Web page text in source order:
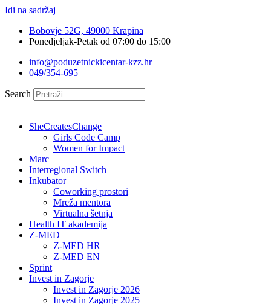
Idi na sadržaj
Bobovje 52G, 49000 Krapina
Ponedjeljak-Petak od 07:00 do 15:00
info@poduzetnickicentar-kzz.hr
049/354-695
Search
SheCreatesChange
Girls Code Camp
Women for Impact
Marc
Interregional Switch
Inkubator
Coworking prostori
Mreža mentora
Virtualna šetnja
Health IT akademija
Z-MED
Z-MED HR
Z-MED EN
Sprint
Invest in Zagorje
Invest in Zagorje 2026
Invest in Zagorje 2025